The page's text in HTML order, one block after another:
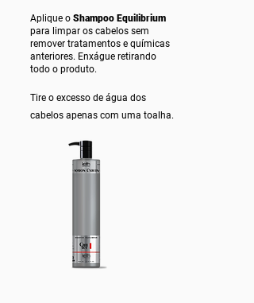
Aplique o Shampoo Equilibrium
para limpar os cabelos sem
remover tratamentos e químicas
anteriores. Enxágue retirando
todo o produto.
Tire o excesso de água dos
cabelos apenas com uma toalha.